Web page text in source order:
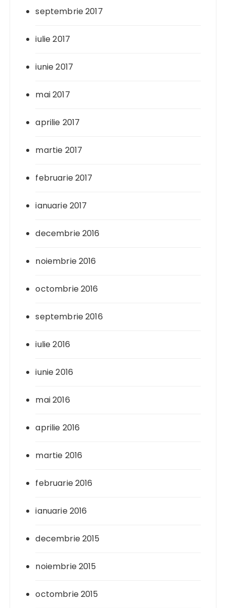
septembrie 2017
iulie 2017
iunie 2017
mai 2017
aprilie 2017
martie 2017
februarie 2017
ianuarie 2017
decembrie 2016
noiembrie 2016
octombrie 2016
septembrie 2016
iulie 2016
iunie 2016
mai 2016
aprilie 2016
martie 2016
februarie 2016
ianuarie 2016
decembrie 2015
noiembrie 2015
octombrie 2015